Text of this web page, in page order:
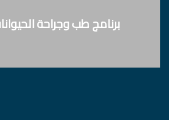
برنامج طب وجراحة